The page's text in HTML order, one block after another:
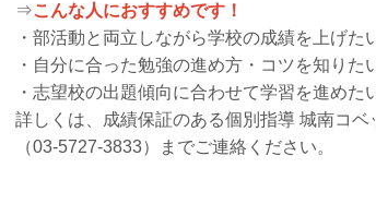
⇒こんな人におすすめです！
・部活動と両立しながら学校の成績を上げた
・自分に合った勉強の進め方・コツを知りた
・志望校の出題傾向に合わせて学習を進めた
詳しくは、成績保証のある個別指導 城南コベ
（03-5727-3833）までご連絡ください。